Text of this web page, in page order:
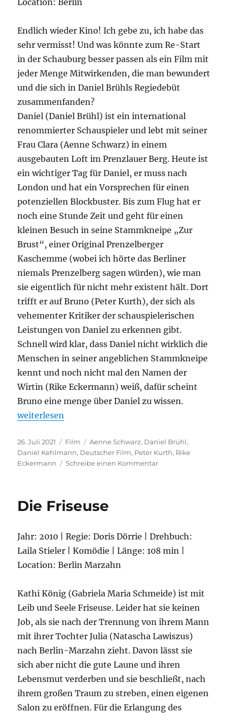
Location: Berlin
Endlich wieder Kino! Ich gebe zu, ich habe das
sehr vermisst! Und was könnte zum Re-Start
in der Schauburg besser passen als ein Film mit
jeder Menge Mitwirkenden, die man bewundert
und die sich in Daniel Brühls Regiedebüt
zusammenfanden?
Daniel (Daniel Brühl) ist ein international
renommierter Schauspieler und lebt mit seiner
Frau Clara (Aenne Schwarz) in einem
ausgebauten Loft im Prenzlauer Berg. Heute ist
ein wichtiger Tag für Daniel, er muss nach
London und hat ein Vorsprechen für einen
potenziellen Blockbuster. Bis zum Flug hat er
noch eine Stunde Zeit und geht für einen
kleinen Besuch in seine Stammkneipe „Zur
Brust“, einer Original Prenzelberger
Kaschemme (wobei ich hörte das Berliner
niemals Prenzelberg sagen würden), wie man
sie eigentlich für nicht mehr existent hält. Dort
trifft er auf Bruno (Peter Kurth), der sich als
vehementer Kritiker der schauspielerischen
Leistungen von Daniel zu erkennen gibt.
Schnell wird klar, dass Daniel nicht wirklich die
Menschen in seiner angeblichen Stammkneipe
kennt und noch nicht mal den Namen der
Wirtin (Rike Eckermann) weiß, dafür scheint
Bruno eine menge über Daniel zu wissen.
„Nebenan“
weiterlesen
Veröffentlicht
am
26. Juli 2021 Kategorien
Film Schlagwörter
Aenne Schwarz, Daniel Brühl,
Daniel Kehlmann, Deutscher Film, Peter Kurth, Rike
Eckermann
Schreibe einen Kommentarzu
Die Friseuse
Jahr: 2010 | Regie: Doris Dörrie | Drehbuch:
Laila Stieler | Komödie | Länge: 108 min |
Location: Berlin Marzahn
Kathi König (Gabriela Maria Schmeide) ist mit
Leib und Seele Friseuse. Leider hat sie keinen
Job, als sie nach der Trennung von ihrem Mann
mit ihrer Tochter Julia (Natascha Lawiszus)
nach Berlin-Marzahn zieht. Davon lässt sie
sich aber nicht die gute Laune und ihren
Lebensmut verderben und sie beschließt, nach
ihrem großen Traum zu streben, einen eigenen
Salon zu eröffnen. Für die Erlangung des